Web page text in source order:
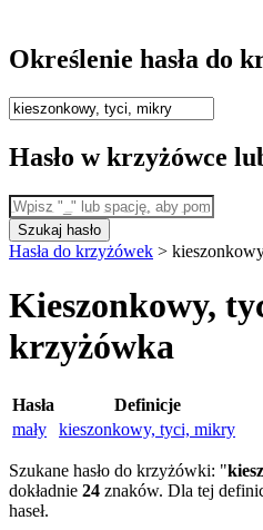
Określenie hasła do
Hasło w krzyżówce
Szukaj hasło
Hasła do krzyżówek >
Kieszonkowy,
krzyżówka
Hasła
Definicje
mały
kieszonkowy, tyci, mikry
Szukane hasło do krzyżówki: "
dokładnie 24 znaków. Dla tej
haseł.